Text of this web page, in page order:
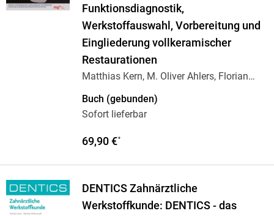
Funktionsdiagnostik,
Werkstoffauswahl, Vorbereitung und
Eingliederung vollkeramischer
Restaurationen
Matthias Kern, M. Oliver Ahlers, Florian
…
Buch (gebunden)
Sofort lieferbar
69,90 €*
DENTICS Zahnärztliche
Werkstoffkunde: DENTICS - das